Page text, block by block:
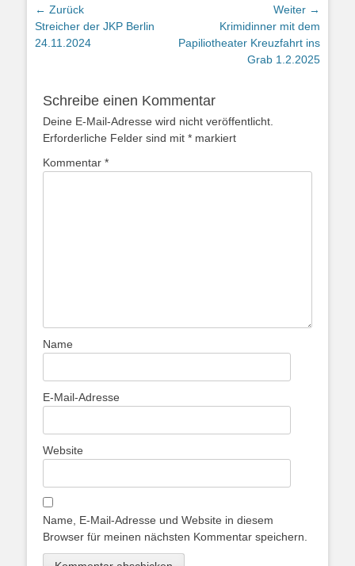
Beitragsnavigation
← Zurück
Vorheriger
Beitrag:
Streicher der JKP Berlin
24.11.2024
Weiter →
Nächster
Beitrag:
Krimidinner mit dem
Papiliotheater Kreuzfahrt ins
Grab 1.2.2025
Schreibe einen Kommentar
Deine E-Mail-Adresse wird nicht veröffentlicht.
Erforderliche Felder sind mit * markiert
Kommentar *
Name
E-Mail-Adresse
Website
Name, E-Mail-Adresse und Website in diesem
Browser für meinen nächsten Kommentar speichern.